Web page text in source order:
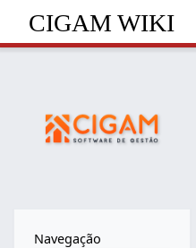
CIGAM WIKI
Navegação